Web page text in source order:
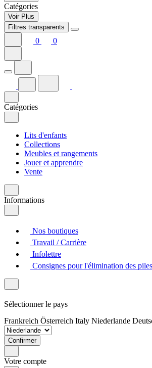
Catégories
Voir Plus
Filtres transparents
0 0
Catégories
Lits d'enfants
Collections
Meubles et rangements
Jouer et apprendre
Vente
Informations
Nos boutiques
Travail / Carrière
Infolettre
Consignes pour l'élimination des piles
Sélectionner le pays
Frankreich Österreich Italy Niederlande
Confirmer
Votre compte